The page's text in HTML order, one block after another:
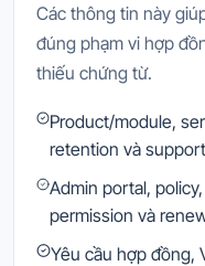
Các thông tin này
đúng phạm vi hợp
thiếu chứng từ.
Product/module,
retention và
Admin portal,
permission và
Yêu cầu hợp đồng,